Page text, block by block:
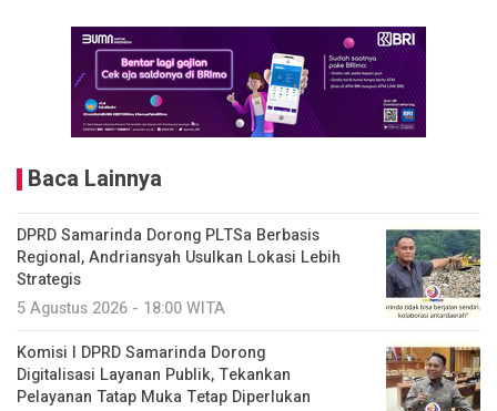
Baca Lainnya
DPRD Samarinda Dorong PLTSa Berbasis
Regional, Andriansyah Usulkan Lokasi Lebih
Strategis
5 Agustus 2026 - 18:00 WITA
Komisi I DPRD Samarinda Dorong
Digitalisasi Layanan Publik, Tekankan
Pelayanan Tatap Muka Tetap Diperlukan